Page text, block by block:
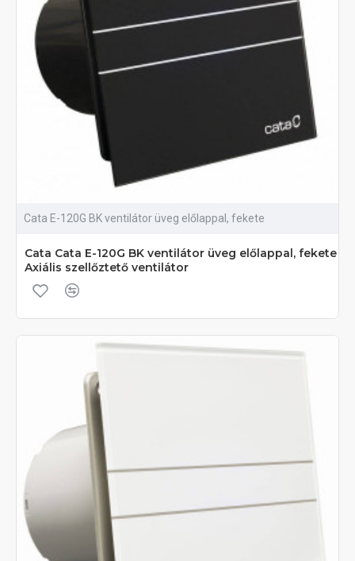
Cata E-120G BK ventilátor üveg előlappal, fekete
Cata Cata E-120G BK ventilátor üveg előlappal, fekete
Axiális szellőztető ventilátor